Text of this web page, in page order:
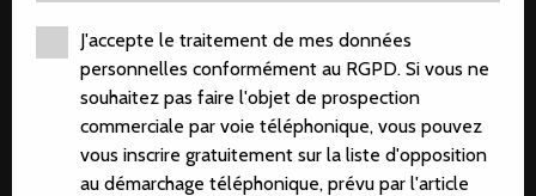
J'accepte le traitement de mes données
personnelles conformément au RGPD. Si vous ne
souhaitez pas faire l'objet de prospection
commerciale par voie téléphonique, vous pouvez
vous inscrire gratuitement sur la liste d'opposition
au démarchage téléphonique, prévu par l'article